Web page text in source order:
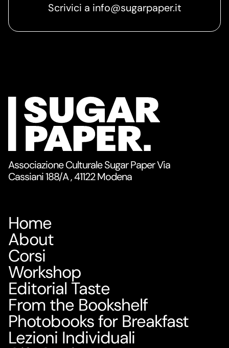
Scrivici a info@sugarpaper.it
Associazione Culturale Sugar Paper Via
Cassiani 188/A , 41122 Modena
Home
About
Corsi
Workshop
Editorial Taste
From the Bookshelf
Photobooks for Breakfast
Lezioni Individuali